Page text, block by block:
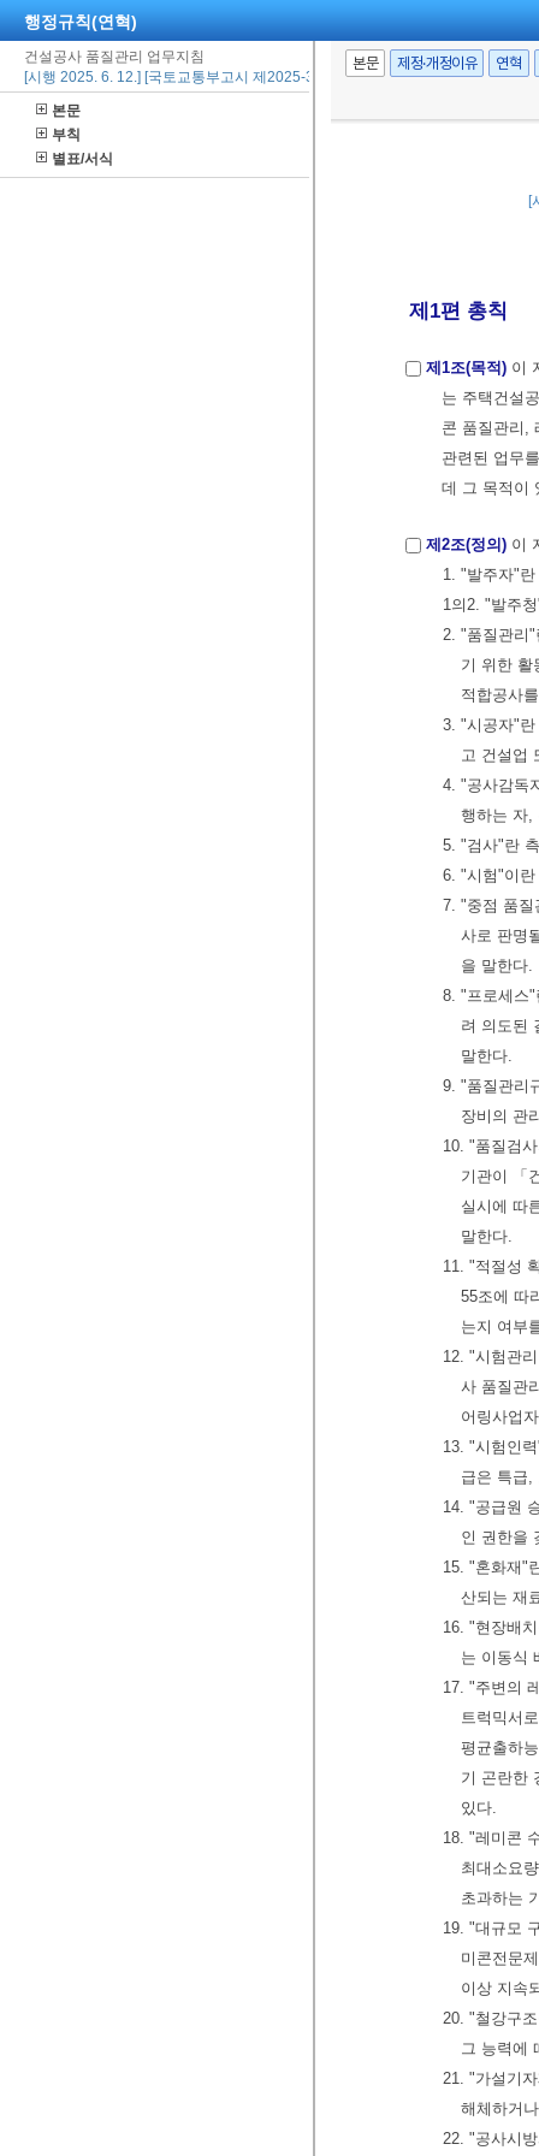
행정규칙(연혁)
건설공사 품질관리 업무지침
[시행 2025. 6. 12.] [국토교통부고시 제2025-311호, 2025. 6. 12., 일부개정]
본문
부칙
별표/서식
본문 제정·개정이유 연혁
[
제1편 총칙
제1조(목적) 이
는 주택건설
콘 품질관리,
관련된 업무
데 그 목적이
제2조(정의) 이
1. "발주자"
1의2. "발주
2. "품질관리
기 위한 활
적합공사
3. "시공자"
고 건설업
4. "공사감독
행하는 자,
5. "검사"란
6. "시험"이
7. "중점 품질
사로 판명
을 말한다.
8. "프로세스
려 의도된
말한다.
9. "품질관리
장비의 관
10. "품질검
기관이 「
실시에 따
말한다.
11. "적절성
55조에 따
는지 여부
12. "시험관
사 품질관
어링사업
13. "시험인
급은 특급,
14. "공급원
인 권한을
15. "혼화재"
산되는 재
16. "현장배
는 이동식
17. "주변의
트럭믹서
평균출하
기 곤란한
있다.
18. "레미콘
최대소요
초과하는
19. "대규모
미콘전문
이상 지속
20. "철강구
그 능력에
21. "가설기
해체하거
22. "공사시